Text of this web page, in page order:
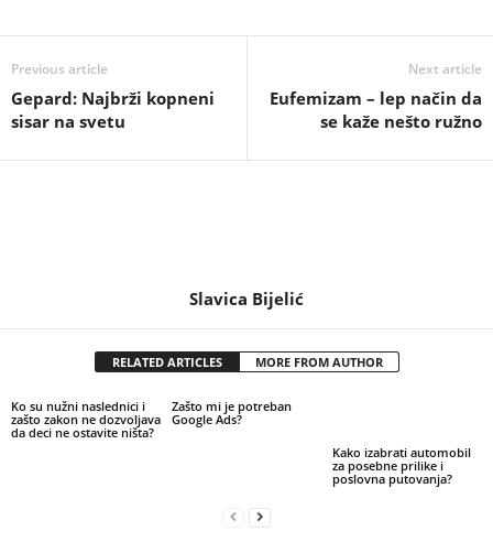
Previous article
Gepard: Najbrži kopneni
sisar na svetu
Next article
Eufemizam – lep način da
se kaže nešto ružno
Slavica Bijelić
RELATED ARTICLES MORE FROM AUTHOR
Ko su nužni naslednici i
zašto zakon ne dozvoljava
da deci ne ostavite ništa?
Zašto mi je potreban
Google Ads?
Kako izabrati automobil
za posebne prilike i
poslovna putovanja?